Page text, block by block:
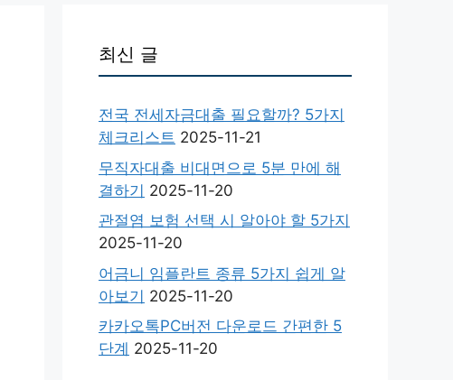
최신 글
전국 전세자금대출 필요할까? 5가지
체크리스트 2025-11-21
무직자대출 비대면으로 5분 만에 해
결하기 2025-11-20
관절염 보험 선택 시 알아야 할 5가지
2025-11-20
어금니 임플란트 종류 5가지 쉽게 알
아보기 2025-11-20
카카오톡PC버전 다운로드 간편한 5
단계 2025-11-20